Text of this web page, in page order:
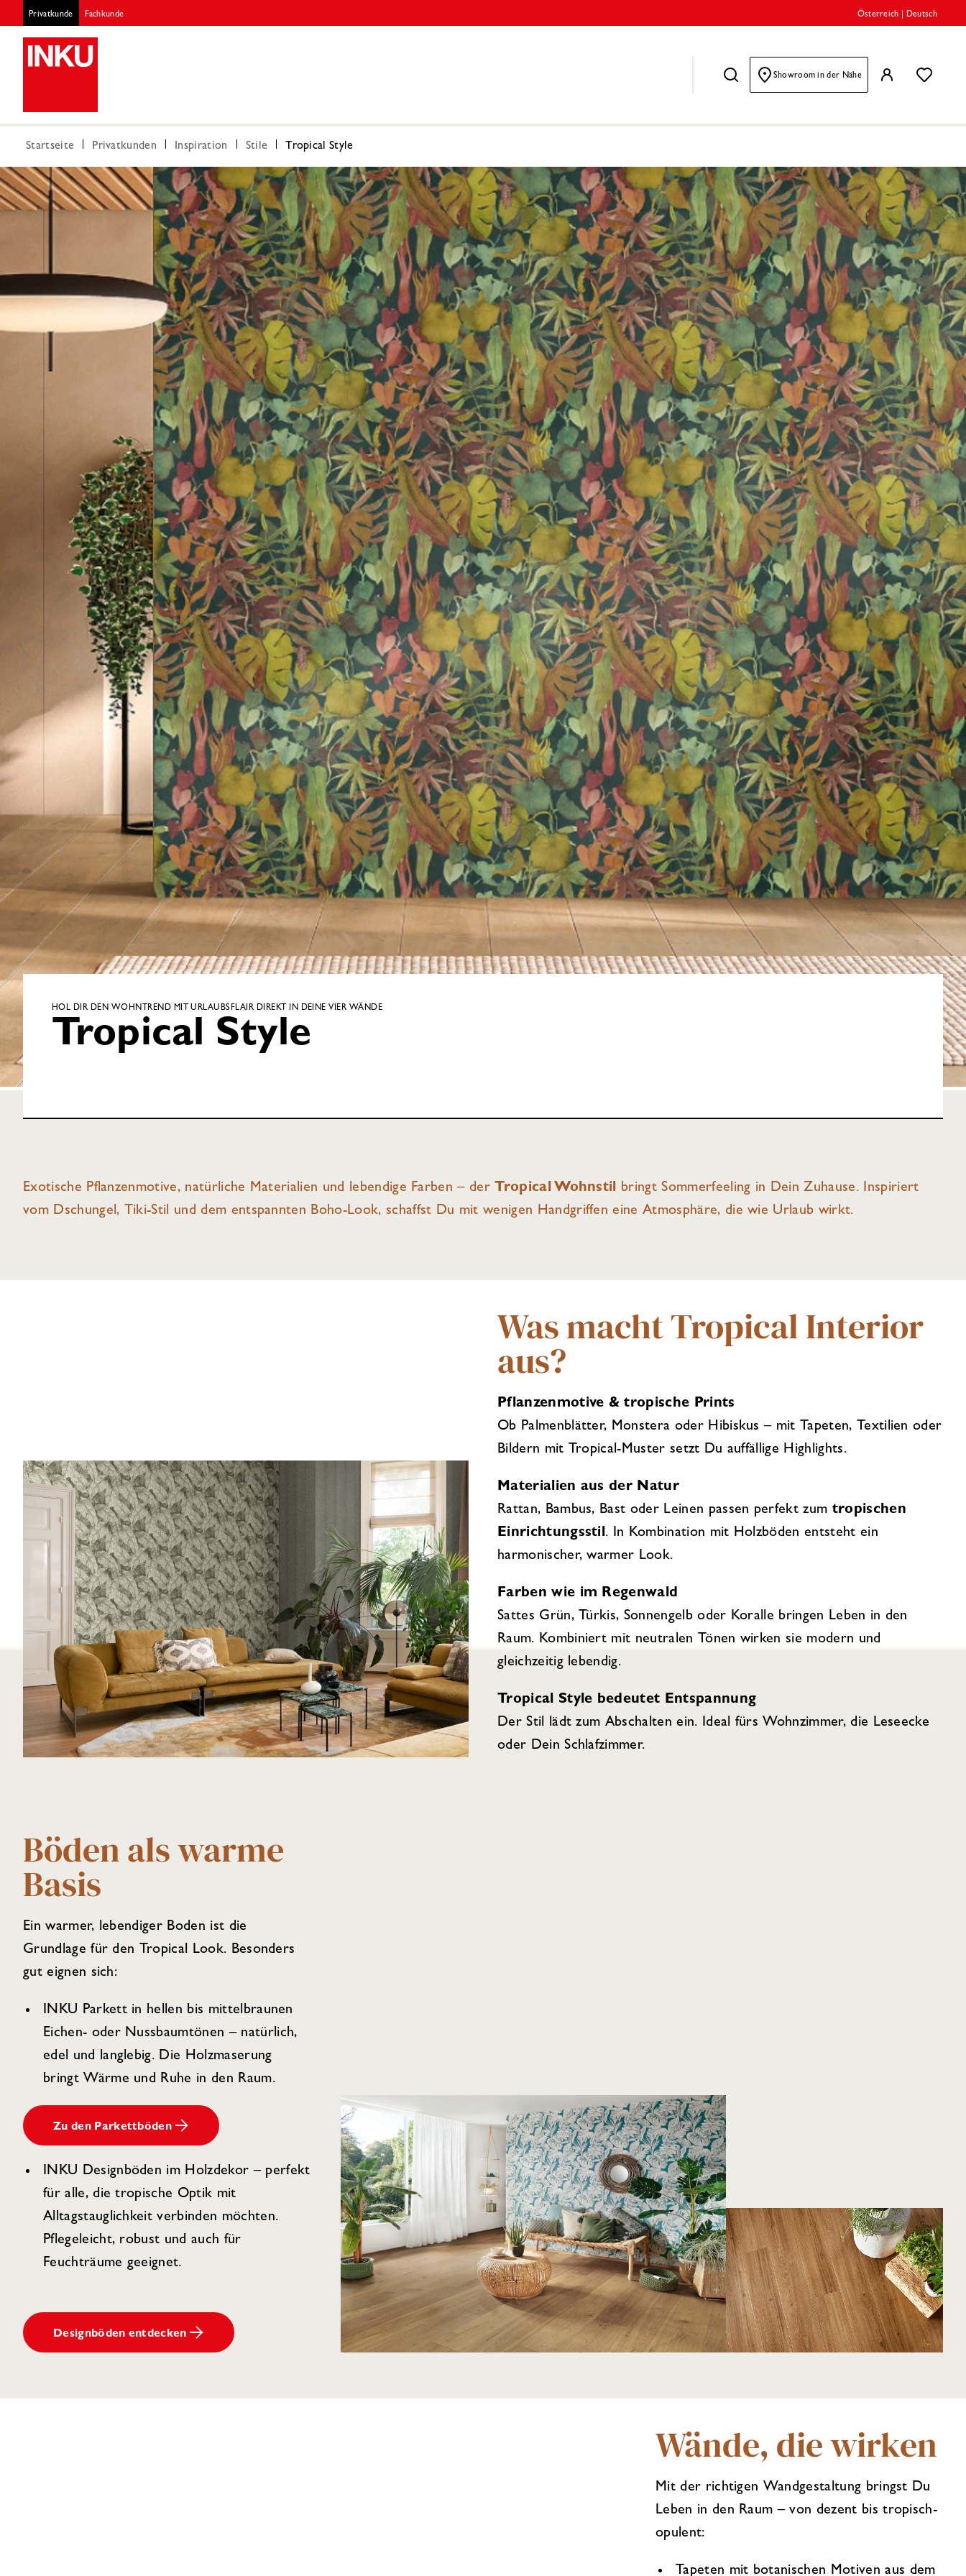
Privatkunde Fachkunde Österreich Deutsch
Showroom in der Nähe
Startseite Privatkunden Inspiration Stile Tropical Style
HOL DIR DEN WOHNTREND MIT URLAUBSFLAIR DIREKT IN DEINE VIER WÄNDE
Tropical Style
Exotische Pflanzenmotive, natürliche Materialien und lebendige Farben – der Tropical Wohnstil bringt Sommerfeeling in Dein Zuhause. Inspiriert
vom Dschungel, Tiki-Stil und dem entspannten Boho-Look, schaffst Du mit wenigen Handgriffen eine Atmosphäre, die wie Urlaub wirkt.
Was macht Tropical Interior
aus?
Pflanzenmotive & tropische Prints
Ob Palmenblätter, Monstera oder Hibiskus – mit Tapeten, Textilien oder
Bildern mit Tropical-Muster setzt Du auffällige Highlights.
Materialien aus der Natur
Rattan, Bambus, Bast oder Leinen passen perfekt zum tropischen
Einrichtungsstil. In Kombination mit Holzböden entsteht ein
harmonischer, warmer Look.
Farben wie im Regenwald
Sattes Grün, Türkis, Sonnengelb oder Koralle bringen Leben in den
Raum. Kombiniert mit neutralen Tönen wirken sie modern und
gleichzeitig lebendig.
Tropical Style bedeutet Entspannung
Der Stil lädt zum Abschalten ein. Ideal fürs Wohnzimmer, die Leseecke
oder Dein Schlafzimmer.
Böden als warme
Basis
Ein warmer, lebendiger Boden ist die
Grundlage für den Tropical Look. Besonders
gut eignen sich:
INKU Parkett in hellen bis mittelbraunen
Eichen- oder Nussbaumtönen – natürlich,
edel und langlebig. Die Holzmaserung
bringt Wärme und Ruhe in den Raum.
Zu den Parkettböden
INKU Designböden im Holzdekor – perfekt
für alle, die tropische Optik mit
Alltagstauglichkeit verbinden möchten.
Pflegeleicht, robust und auch für
Feuchträume geeignet.
Designböden entdecken
Wände, die wirken
Mit der richtigen Wandgestaltung bringst Du
Leben in den Raum – von dezent bis tropisch-
opulent:
Tapeten mit botanischen Motiven aus dem